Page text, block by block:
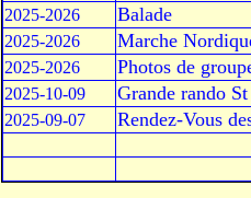
2025-2026 Balade
2025-2026 Marche
2025-2026 Photos de
2025-10-09 Grande rando
2025-09-07 Rendez-Vous